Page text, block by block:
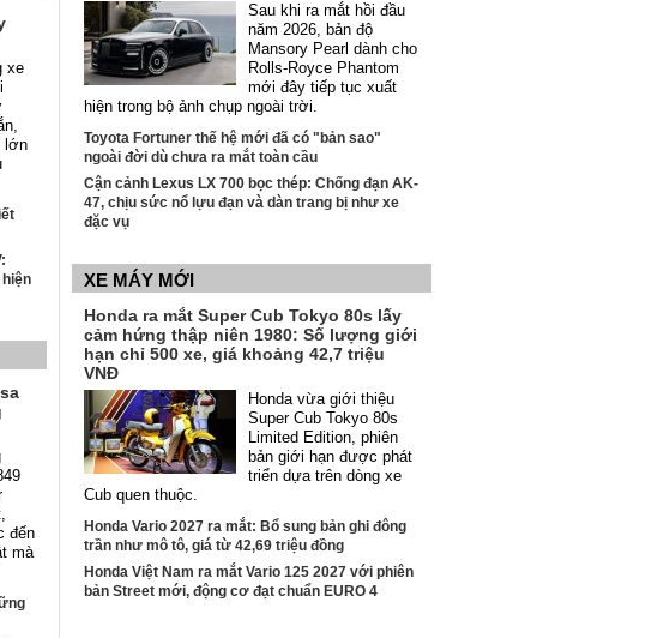
xe
lớn
đến
mà
Sau khi ra mắt hồi đầu
năm 2026, bản độ
Mansory Pearl dành cho
Rolls-Royce Phantom
mới đây tiếp tục xuất
hiện trong bộ ảnh chụp ngoài trời.
Toyota Fortuner thế hệ mới đã có "bản sao"
ngoài đời dù chưa ra mắt toàn cầu
Cận cảnh Lexus LX 700 bọc thép: Chống đạn AK-
47, chịu sức nổ lựu đạn và dàn trang bị như xe
đặc vụ
XE MÁY MỚI
Honda ra mắt Super Cub Tokyo 80s lấy
cảm hứng thập niên 1980: Số lượng giới
hạn chỉ 500 xe, giá khoảng 42,7 triệu
VNĐ
Honda vừa giới thiệu
Super Cub Tokyo 80s
Limited Edition, phiên
bản giới hạn được phát
triển dựa trên dòng xe
Cub quen thuộc.
Honda Vario 2027 ra mắt: Bổ sung bản ghi đông
trần như mô tô, giá từ 42,69 triệu đồng
Honda Việt Nam ra mắt Vario 125 2027 với phiên
bản Street mới, động cơ đạt chuẩn EURO 4